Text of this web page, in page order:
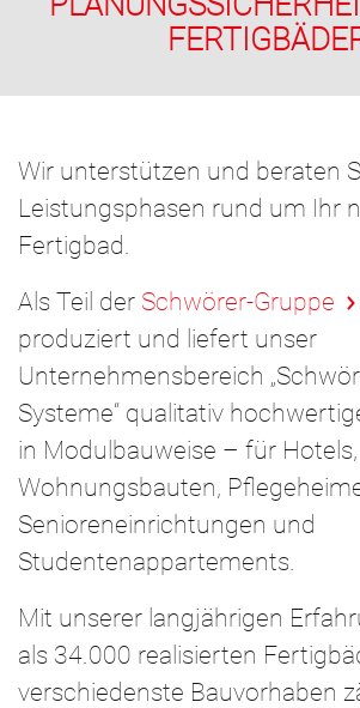
Wir unterstützen und beraten
Leistungsphasen rund um Ihr
Fertigbad.
Als Teil der Schwörer-Gruppe
produziert und liefert unser
Unternehmensbereich
Systeme“ qualitativ
in Modulbauweise – für Hotels,
Wohnungsbauten,
Senioreneinrichtungen und
Studentenappartements.
Mit unserer langjährigen
als 34.000 realisierten
verschiedenste Bauvorhaben